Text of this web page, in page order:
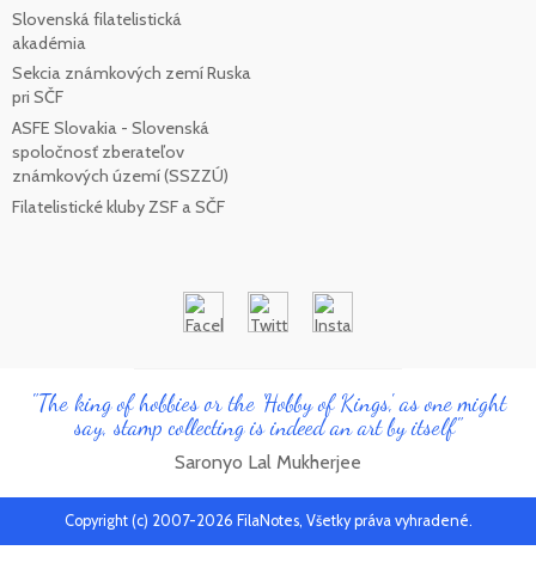
Slovenská filatelistická
akadémia
Sekcia známkových zemí Ruska
pri SČF
ASFE Slovakia - Slovenská
spoločnosť zberateľov
známkových území (SSZZÚ)
Filatelistické kluby ZSF a SČF
"The king of hobbies or the 'Hobby of Kings', as one might
say, stamp collecting is indeed an art by itself"
Saronyo Lal Mukherjee
Copyright (c) 2007-2026 FilaNotes, Všetky práva vyhradené.